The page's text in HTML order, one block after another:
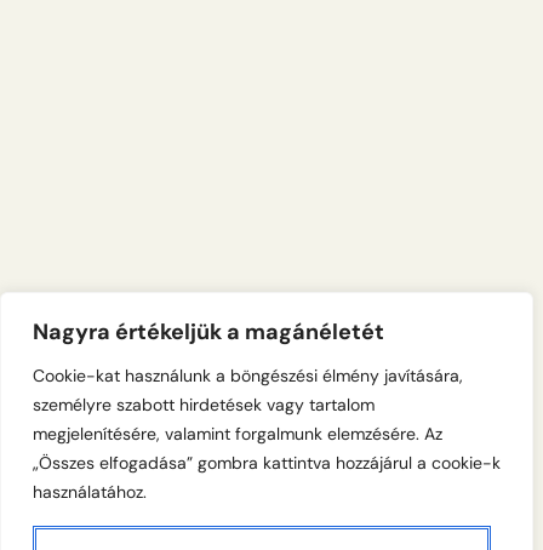
Nagyra értékeljük a magánéletét
Cookie-kat használunk a böngészési élmény javítására,
személyre szabott hirdetések vagy tartalom
megjelenítésére, valamint forgalmunk elemzésére. Az
„Összes elfogadása” gombra kattintva hozzájárul a cookie-k
használatához.